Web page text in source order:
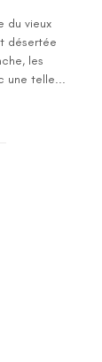
du vieux
désertée
les
une telle...